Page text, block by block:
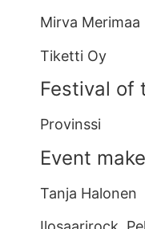
Mirva Merimaa
Tiketti Oy
Festival of
Provinssi
Event
Tanja Halonen